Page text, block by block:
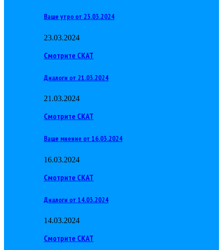
Ваше утро от 23.03.2024
23.03.2024
Смотрите СКАТ
Диалоги от 21.03.2024
21.03.2024
Смотрите СКАТ
Ваше мнение от 16.03.2024
16.03.2024
Смотрите СКАТ
Диалоги от 14.03.2024
14.03.2024
Смотрите СКАТ